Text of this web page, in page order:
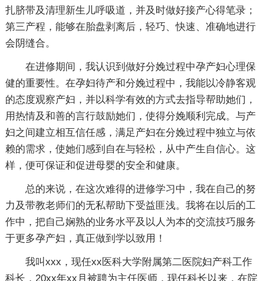
扎脐带及清理新生儿呼吸道，并及时做好接产心得笔录；
第三产程，能够在胎盘剥离后，轻巧、快速、准确地进行
会阴缝合。
在进修期间，我认识到做好分娩过程中孕产妇心理保
健的重要性。在孕妇待产和分娩过程中，我能以冷静客观
的态度观察产妇，并以科学有效的方式去指导帮助她们，
用热情及和善的言行鼓励她们，使得分娩顺利完成。与产
妇之间建立相互信任感，满足产妇在分娩过程中独立与依
赖的需求，使她们感到自在与轻松，从中产生自信心。这
样，便可保证和促进母婴的安全和健康。
总的来说，在这次难得的进修学习中，我在自己的努
力及带教老师们的无私帮助下受益匪浅。我将在以后的工
作中，把自己娴熟的业务水平及以人为本的交流技巧服务
于更多孕产妇，真正做到学以致用！
我叫xxx，现任xx医科大学附属第二医院妇产科工作
科长，20xx年xx月被聘为主任医师，现任科长以来，在院